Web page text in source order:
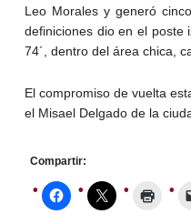
Leo Morales y generó
definiciones dio en el poste
74´, dentro del área chica,
El compromiso de vuelta
el Misael Delgado de la
Compartir: